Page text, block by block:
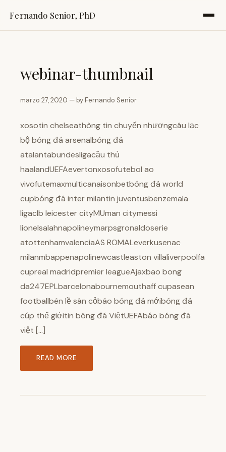
Fernando Senior, PhD
webinar-thumbnail
marzo 27, 2020 — by Fernando Senior
xosotin chelseathông tin chuyển nhượngcâu lạc
bộ bóng đá arsenalbóng đá
atalantabundesligacầu thủ
haalandUEFAevertonxosofutebol ao
vivofutemaxmulticanaisonbetbóng đá world
cupbóng đá inter milantin juventusbenzemala
ligaclb leicester cityMUman citymessi
lionelsalahnapolineymarpsgronaldoserie
atottenhamvalenciaAS ROMALeverkusenac
milanmbappenapolinewcastleaston villaliverpoolfa
cupreal madridpremier leagueAjaxbao bong
da247EPLbarcelonabournemouthaff cupasean
footballbên lề sân cỏbáo bóng đá mớibóng đá
cúp thế giớitin bóng đá ViệtUEFAbáo bóng đá
việt […]
READ MORE